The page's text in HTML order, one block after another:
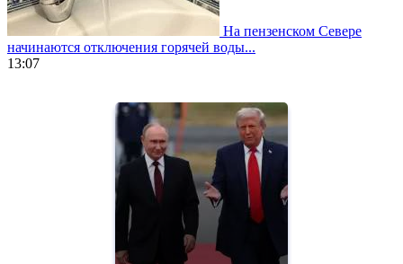
На пензенском Севере
начинаются отключения горячей воды...
13:07
https://gradewatches.to/